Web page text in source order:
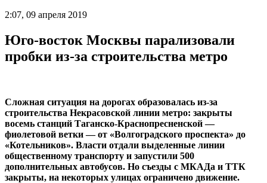
2:07, 09 апреля 2019
Юго-восток Москвы парализовали
пробки из-за строительства метро
Сложная ситуация на дорогах образовалась из-за
строительства Некрасовской линии метро: закрыты
восемь станций Таганско-Краснопресненской —
фиолетовой ветки — от «Волгоградского проспекта» до
«Котельников». Власти отдали выделенные линии
общественному транспорту и запустили 500
дополнительных автобусов. Но съезды с МКАДа и ТТК
закрыты, на некоторых улицах ограничено движение.